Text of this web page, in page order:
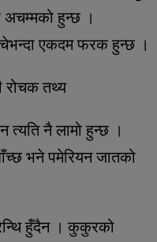
हुन्छ ।
एकदम फरक हुन्छ ।
रोचक तथ्य
नै लामो हुन्छ ।
भने पमेरियन जातको
हुँदैन । कुकुरको